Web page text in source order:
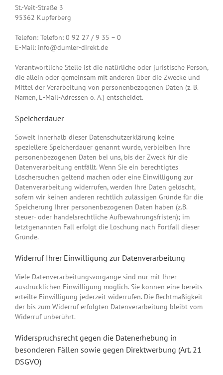
St.-Veit-Straße 3
95362 Kupferberg
Telefon: Telefon: 0 92 27 / 9 35 – 0
E-Mail: info@dumler-direkt.de
Verantwortliche Stelle ist die natürliche oder juristische Person,
die allein oder gemeinsam mit anderen über die Zwecke und
Mittel der Verarbeitung von personenbezogenen Daten (z. B.
Namen, E-Mail-Adressen o. Ä.) entscheidet.
Speicherdauer
Soweit innerhalb dieser Datenschutzerklärung keine
speziellere Speicherdauer genannt wurde, verbleiben Ihre
personenbezogenen Daten bei uns, bis der Zweck für die
Datenverarbeitung entfällt. Wenn Sie ein berechtigtes
Löschersuchen geltend machen oder eine Einwilligung zur
Datenverarbeitung widerrufen, werden Ihre Daten gelöscht,
sofern wir keinen anderen rechtlich zulässigen Gründe für die
Speicherung Ihrer personenbezogenen Daten haben (z.B.
steuer- oder handelsrechtliche Aufbewahrungsfristen); im
letztgenannten Fall erfolgt die Löschung nach Fortfall dieser
Gründe.
Widerruf Ihrer Einwilligung zur Datenverarbeitung
Viele Datenverarbeitungsvorgänge sind nur mit Ihrer
ausdrücklichen Einwilligung möglich. Sie können eine bereits
erteilte Einwilligung jederzeit widerrufen. Die Rechtmäßigkeit
der bis zum Widerruf erfolgten Datenverarbeitung bleibt vom
Widerruf unberührt.
Widerspruchsrecht gegen die Datenerhebung in
besonderen Fällen sowie gegen Direktwerbung (Art. 21
DSGVO)